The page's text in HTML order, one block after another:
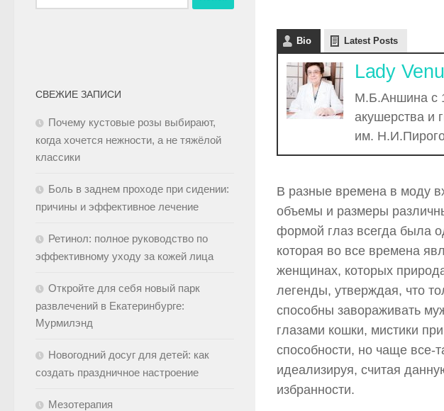
Bio Latest Posts
Lady
М.Б.Аншина с
акушерства и
им.
В разные времена в моду
объемы и размеры
формой глаз всегда была
которая во все времена
женщинах, которых
легенды, утверждая, что
способны завораживать
глазами кошки, мистики
способности, но чаще все-
идеализируя, считая
избранности.
СВЕЖИЕ ЗАПИСИ
Почему кустовые розы выбирают,
когда хочется нежности, а не тяжёлой
классики
Боль в заднем проходе при сидении:
причины и эффективное лечение
Ретинол: полное руководство по
эффективному уходу за кожей лица
Откройте для себя новый парк
развлечений в Екатеринбурге:
Мурмилэнд
Новогодний досуг для детей: как
создать праздничное настроение
Мезотерапия